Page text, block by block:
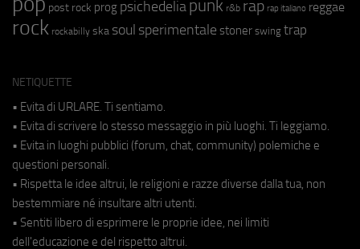
post rock prog psichedeliapunk r&b rap rap italiano reggae
rock rockabilly ska soul sperimentale stoner swing trap
NETIQUETTE
• Evita di URLARE. Ti sentiamo.
• Evita di scrivere lo stesso messaggio in più luoghi. Ti leggiamo.
• Evita in luoghi pubblici (forum, chat, community) polemiche e
questioni personali.
• Rispetta le idee altrui, le religioni e razze diverse dalla tua, non
bestemmiare né insultare altri utenti.
• Sentiti libero di esprimere le proprie idee, nei limiti
dell'educazione e del rispetto altrui.